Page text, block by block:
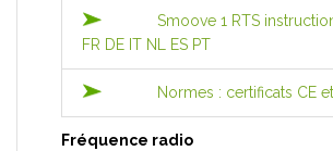
Smoove 1 RTS
FR DE IT NL ES PT
Normes : certificats CE
Fréquence radio